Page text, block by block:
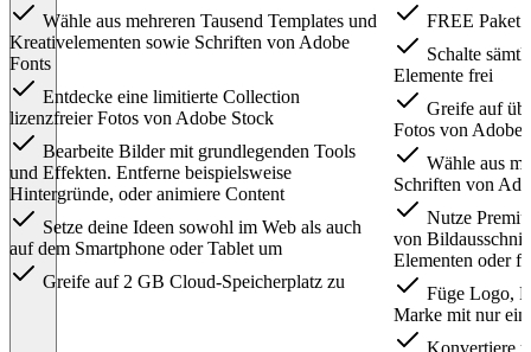
Wähle aus mehreren Tausend Templates und
Kreativelementen sowie Schriften von Adobe
Fonts
Entdecke eine limitierte Collection
lizenzfreier Fotos von Adobe Stock
Bearbeite Bilder mit grundlegenden Tools
und Effekten. Entferne beispielsweise
Hintergründe, oder animiere Content
Setze deine Ideen sowohl im Web als auch
auf dem Smartphone oder Tablet um
Greife auf 2 GB Cloud-Speicherplatz zu
FREE Paket
Schalte
Elemente frei
Greife auf
Fotos von Adobe
Wähle aus
Schriften von
Nutze
von
Elementen oder
Füge Logo,
Marke mit nur
Konvertiere